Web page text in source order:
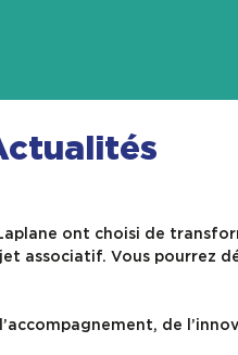
ont choisi de
associatif. Vous pourrez
de